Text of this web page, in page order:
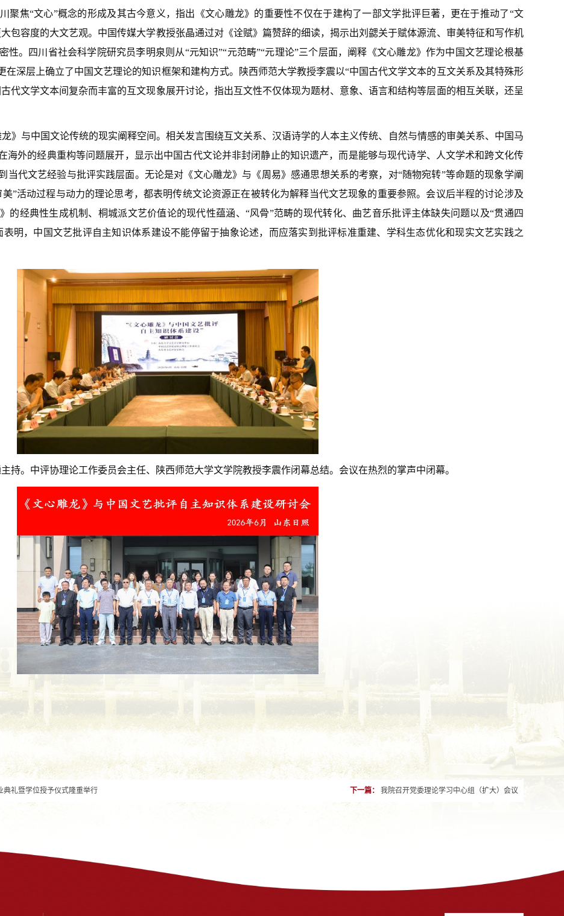
聚焦“文心”概念的形成及其古今意义，指出《文心雕龙》的重要性不仅在于建构了一部文学批评巨著，更在于推动了“文
包容度的大文艺观。中国传媒大学教授张晶通过对《诠赋》篇赞辞的细读，揭示出刘勰关于赋体源流、审美特征和写作机
性。四川省社会科学院研究员李明泉则从“元知识”“元范畴”“元理论”三个层面，阐释《文心雕龙》作为中国文艺理论根基
深层上确立了中国文艺理论的知识框架和建构方式。陕西师范大学教授李震以“中国古代文学文本的互文关系及其特殊形
代文学文本间复杂而丰富的互文现象展开讨论，指出互文性不仅体现为题材、意象、语言和结构等层面的相互关联，还呈
》与中国文论传统的现实阐释空间。相关发言围绕互文关系、汉语诗学的人本主义传统、自然与情感的审美关系、中国马
海外的经典重构等问题展开，显示出中国古代文论并非封闭静止的知识遗产，而是能够与现代诗学、人文学术和跨文化传
当代文艺经验与批评实践层面。无论是对《文心雕龙》与《周易》感通思想关系的考察，对“随物宛转”等命题的现象学阐
”活动过程与动力的理论思考，都表明传统文论资源正在被转化为解释当代文艺现象的重要参照。会议后半程的讨论涉及
的经典性生成机制、桐城派文艺价值论的现代性蕴涵、“风骨”范畴的现代转化、曲艺音乐批评主体缺失问题以及“贯通四
明，中国文艺批评自主知识体系建设不能停留于抽象论述，而应落实到批评标准重建、学科生态优化和现实文艺实践之
持。中评协理论工作委员会主任、陕西师范大学文学院教授李震作闭幕总结。会议在热烈的掌声中闭幕。
礼暨学位授予仪式隆重举行 下一篇： 我院召开党委理论学习中心组（扩大）会议